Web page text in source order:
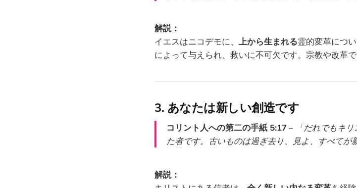
解説：
イエスはニコデモに、
上から生まれる霊的変革につ
によって与えられ、救いに不可欠です。宗教や改革で
3. あなたは新しい創造です
コリント人への第二の手紙 5:17–
「だれでもキ
た者です。古いものは過ぎ去り、見よ、すべてが
解説：